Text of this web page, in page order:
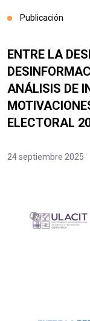
Publicación
ENTRE LA
ANÁLISIS DE
ELECTORAL
24 septiembre 2025